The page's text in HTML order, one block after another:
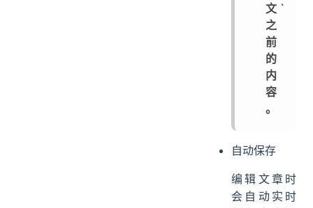
文`
之
前
的
内
容
。
自动保存
编辑文章时
会自动实时